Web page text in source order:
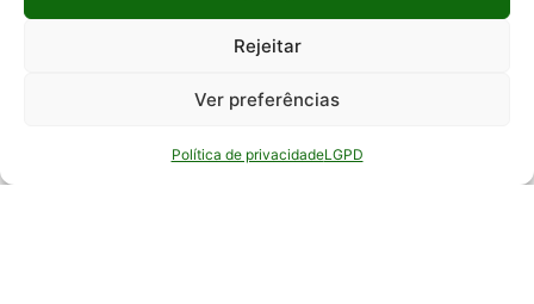
Rejeitar
Ver preferências
Política de privacidadeLGPD
Relatório
Informação
ao Cidadão